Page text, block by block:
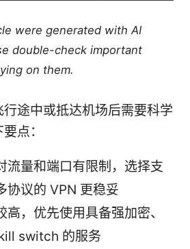
were generated with AI
double-check important
on them.
途中或抵达机场后需要科学
点：
流量和端口有限制，选择支
协议的 VPN 更稳妥
高，优先使用具备强加密、
switch 的服务